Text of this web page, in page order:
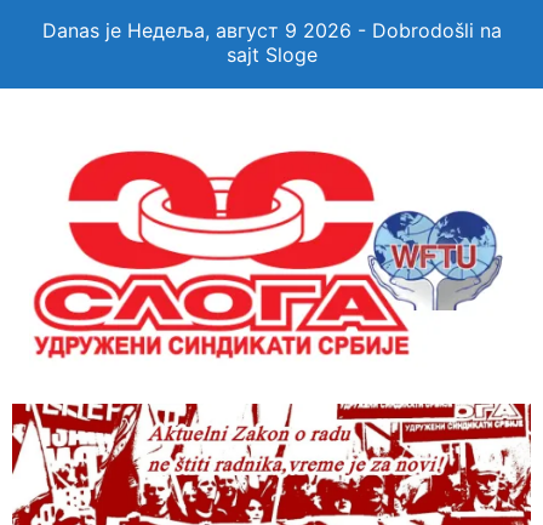
Danas je Недеља, август 9 2026 - Dobrodošli na
sajt Sloge